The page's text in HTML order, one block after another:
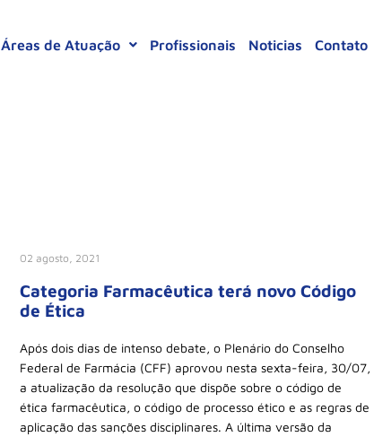
Áreas de Atuação Profissionais Noticias Contato
02 agosto, 2021
Categoria Farmacêutica terá novo Código
de Ética
Após dois dias de intenso debate, o Plenário do Conselho
Federal de Farmácia (CFF) aprovou nesta sexta-feira, 30/07,
a atualização da resolução que dispõe sobre o código de
ética farmacêutica, o código de processo ético e as regras de
aplicação das sanções disciplinares. A última versão da